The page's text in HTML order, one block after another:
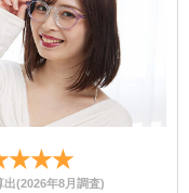
(2026年8月調査)